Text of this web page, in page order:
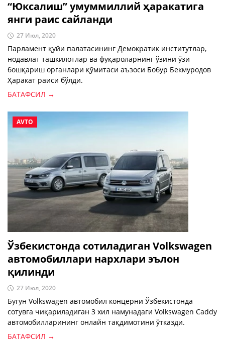
“Юксалиш” умуммиллий ҳаракатига
янги раис сайланди
27 Июл, 2020
Парламент қуйи палатасининг Демократик институтлар,
нодавлат ташкилотлар ва фуқароларнинг ўзини ўзи
бошқариш органлари қўмитаси аъзоси Бобур Бекмуродов
Ҳаракат раиси бўлди.
БАТАФСИЛ →
AVTO
Ўзбекистонда сотиладиган Volkswagen
автомобиллари нархлари эълон
қилинди
27 Июл, 2020
Бугун Volkswagen автомобил концерни Ўзбекистонда
сотувга чиқариладиган 3 хил намунадаги Volkswagen Caddy
автомобилларининг онлайн тақдимотини ўтказди.
БАТАФСИЛ →